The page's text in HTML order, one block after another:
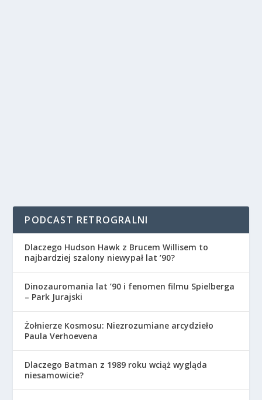
PODCAST RETROGRALNI
Dlaczego Hudson Hawk z Brucem Willisem to
najbardziej szalony niewypał lat ’90?
Dinozauromania lat ’90 i fenomen filmu Spielberga
– Park Jurajski
Żołnierze Kosmosu: Niezrozumiane arcydzieło
Paula Verhoevena
Dlaczego Batman z 1989 roku wciąż wygląda
niesamowicie?